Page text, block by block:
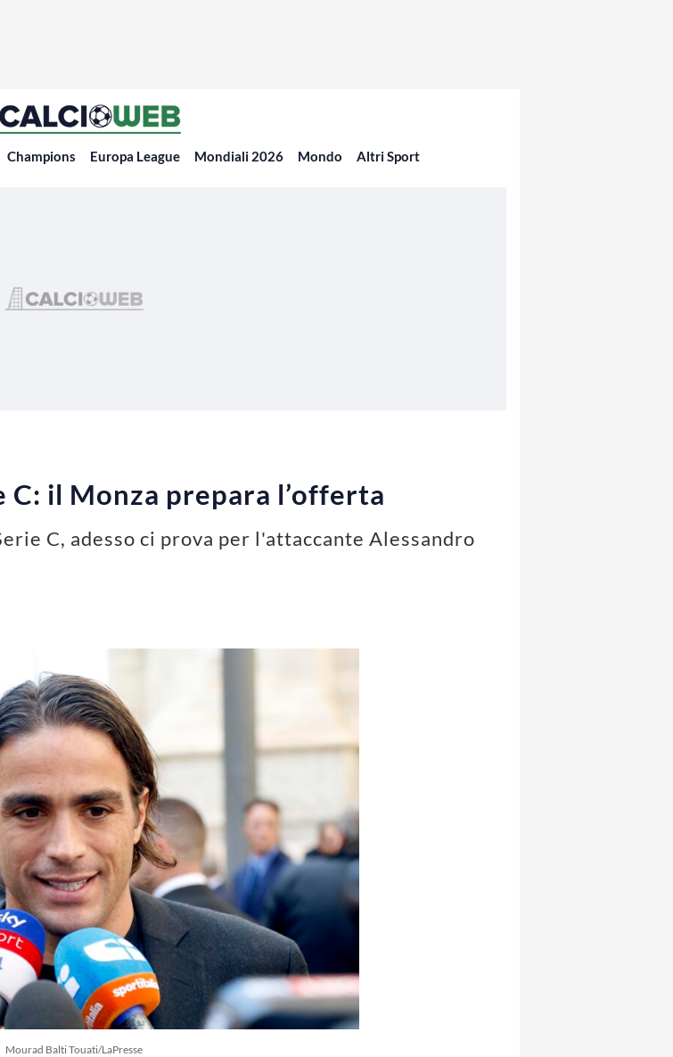
Champions Europa League Mondiali 2026 Mondo Altri Sport
il Monza prepara l’offerta
C, adesso ci prova per l'attaccante Alessandro
Mourad Balti Touati/LaPresse